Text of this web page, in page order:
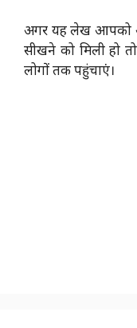
अगर यह लेख आपको
सीखने को मिली हो
लोगों तक पहुंचाएं।